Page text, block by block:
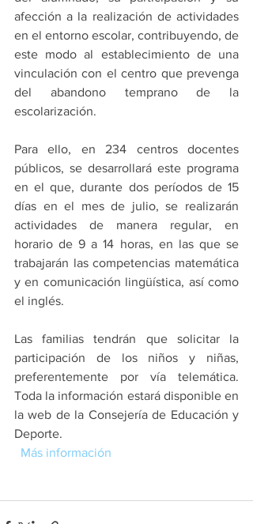
afección a la realización de actividades
en el entorno escolar, contribuyendo, de
este modo al establecimiento de una
vinculación con el centro que prevenga
del abandono temprano de la
escolarización.
Para ello, en 234 centros docentes
públicos, se desarrollará este programa
en el que, durante dos períodos de 15
días en el mes de julio, se realizarán
actividades de manera regular, en
horario de 9 a 14 horas, en las que se
trabajarán las competencias matemática
y en comunicación lingüística, así como
el inglés.
Las familias tendrán que solicitar la
participación de los niños y niñas,
preferentemente por vía telemática.
Toda la información estará disponible en
la web de la Consejería de Educación y
Deporte.
Más información